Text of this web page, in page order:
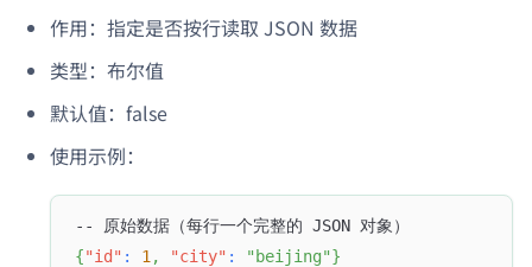
作用：指定是否按行读取 JSON 数据
类型：布尔值
默认值：false
使用示例：
-- 原始数据（每行一个完整的 JSON 对象）
{"id" : 1 , "city" : "beijing"}